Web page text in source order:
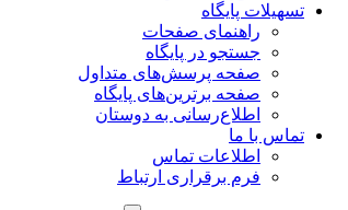
تسهیلات پایگاه
راهنمای صفحات
جستجو در پایگاه
صفحه پرسش‌های متداول
صفحه برترین‌های پایگاه
اطلاع‌رسانی به دوستان
تماس با ما
اطلاعات تماس
فرم برقراری ارتباط